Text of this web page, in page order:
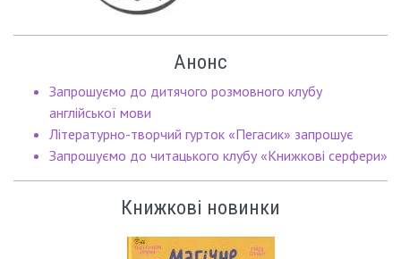
Анонс
Запрошуємо до дитячого розмовного клубу
англійської мови
Літературно-творчий гурток «Пегасик» запрошує
Запрошуємо до читацького клубу «Книжкові серфери»
Книжкові новинки